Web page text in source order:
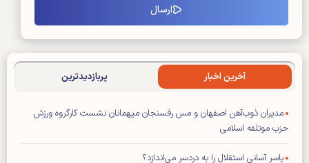
آخرین اخبار پربازدیدترین
مدیران ذوب‌آهن اصفهان و مس رفسنجان میهمانان نشست کارگروه ورزش
حزب موتلفه اسلامی
یاسر آسانی استقلال را به دردسر می‌اندازد؟